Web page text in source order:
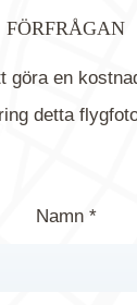
FÖRFRÅGAN
göra en
detta
Namn *